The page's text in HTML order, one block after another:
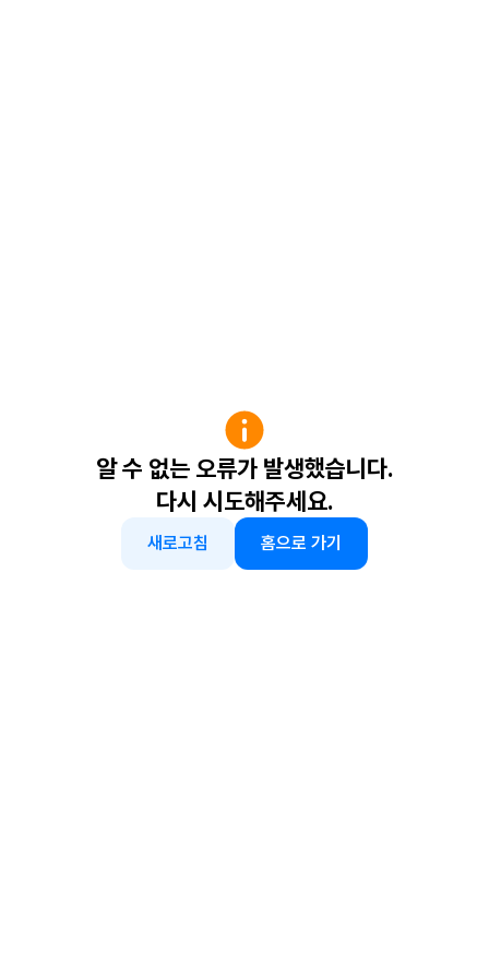
알 수 없는 오류가 발생했습니다.
다시 시도해주세요.
새로고침 홈으로 가기